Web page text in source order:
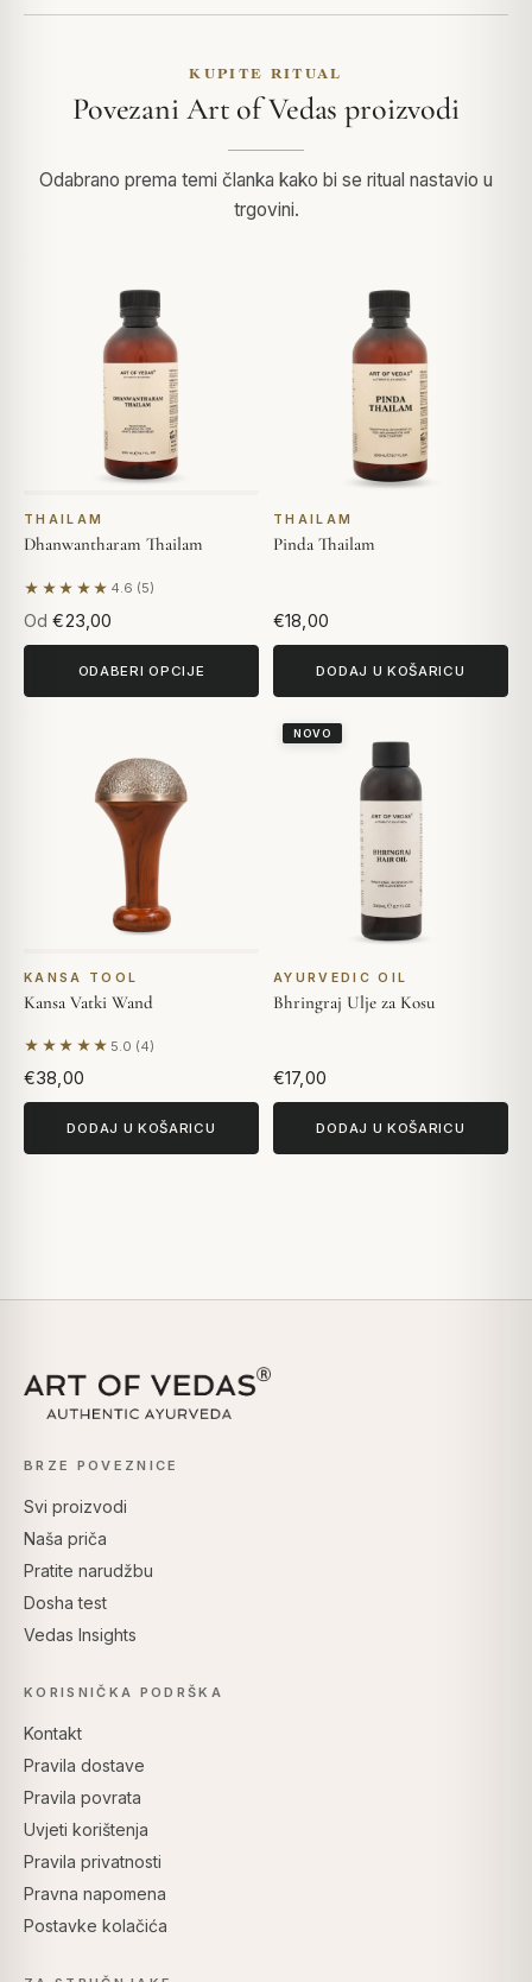
KUPITE RITUAL
Povezani Art of Vedas proizvodi
Odabrano prema temi članka kako bi se ritual nastavio u
trgovini.
THAILAM
Dhanwantharam Thailam
★★★★★ 4.6 (5)
Na temelju 5 recenzija
Od €23,00
ODABERI OPCIJE
THAILAM
Pinda Thailam
€18,00
DODAJ U KOŠARICU
KANSA TOOL
Kansa Vatki Wand
★★★★★ 5.0 (4)
Na temelju 4 recenzija
€38,00
DODAJ U KOŠARICU
NOVO
AYURVEDIC OIL
Bhringraj Ulje za Kosu
€17,00
DODAJ U KOŠARICU
BRZE POVEZNICE
Svi proizvodi
Naša priča
Pratite narudžbu
Dosha test
Vedas Insights
KORISNIČKA PODRŠKA
Kontakt
Pravila dostave
Pravila povrata
Uvjeti korištenja
Pravila privatnosti
Pravna napomena
Postavke kolačića